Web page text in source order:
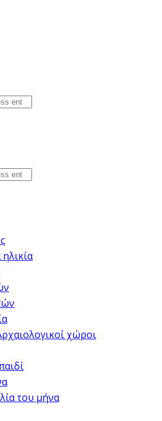
χώροι
του μήνα